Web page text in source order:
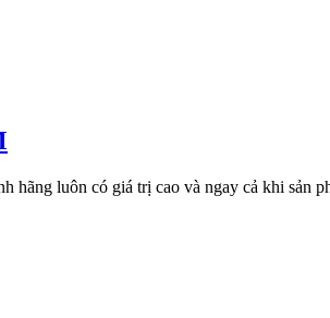
luôn có giá trị cao và ngay cả khi sản